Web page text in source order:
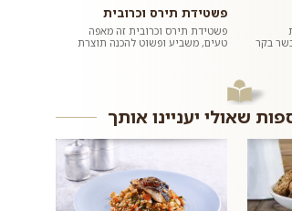
בקר
פשטידת תירס וכרובית
פשטידת תירס וכרובית זה מאפה
טעים, משביע ופשוט להכנה תוצרת
שאולי יעניינו אותך